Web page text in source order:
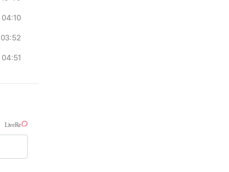
04:10
03:52
04:51